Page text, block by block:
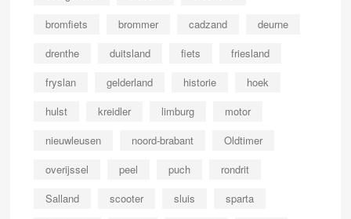
bromfiets
brommer cadzand
deurne
drenthe
duitsland fiets
friesland
fryslan
gelderland historie
hoek
hulst
kreidler limburg
motor
nieuwleusen
noord-brabant
Oldtimer
overijssel
peel puch
rondrit
Salland
scooter sluis
sparta